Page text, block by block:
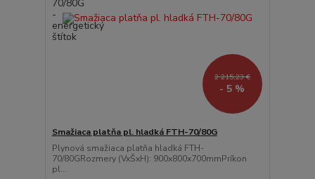
2 215,23 €
- 5 %
Smažiaca platňa pl. hladká FTH-70/80G
Plynová smažiaca platňa hladká FTH-
70/80GRozmery (VxŠxH): 900x800x700mmPríkon
pl...